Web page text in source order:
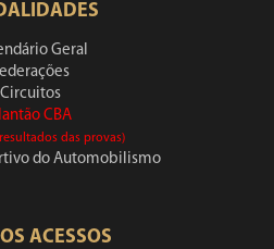
Geral
Circuitos
CBA
das provas)
do Automobilismo
ACESSOS